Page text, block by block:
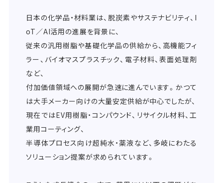
日本の化学品・材料業は、脱炭素やサステナビリティ、I
oT／AI活用の進展を背景に、
従来の汎用樹脂や基礎化学品の供給から、高機能フィ
ラー、バイオマスプラスチック、電子材料、表面処理剤
など、
付加価値領域への展開が急速に進んでいます。かつて
は大手メーカー向けの大量安定供給が中心でしたが、
現在ではEV用樹脂・コンパウンド、リサイクル材料、工
業用コーティング、
半導体プロセス向け超純水・薬液など、多岐にわたる
ソリューション提案が求められています。